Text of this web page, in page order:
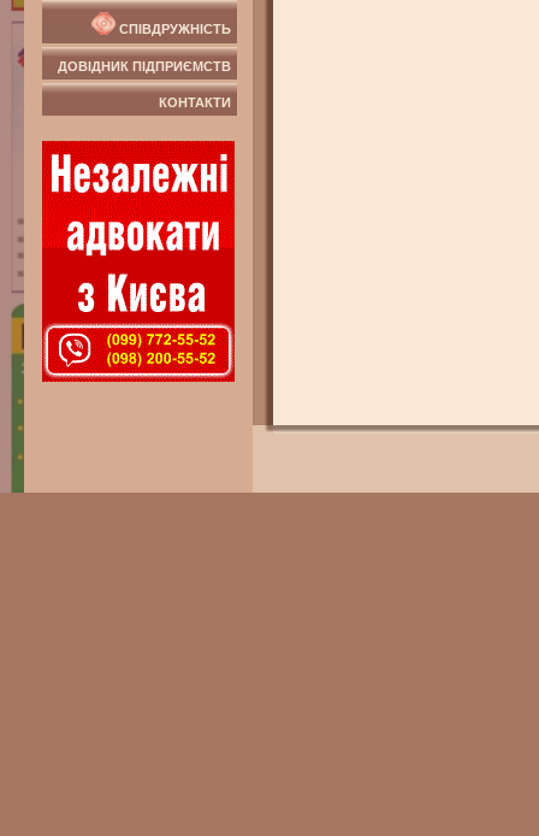
СПІВДРУЖНІСТЬ
ДОВІДНИК ПІДПРИЄМСТВ
КОНТАКТИ